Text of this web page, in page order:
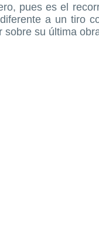
pues es el
a un tiro
sobre su última